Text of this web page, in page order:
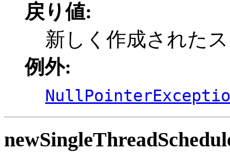
戻り値:
新しく作成された
例外: